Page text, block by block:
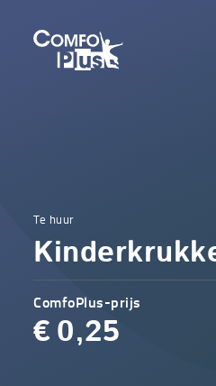
Home
Uitleendienst
Comfoplus
-
Te huur
ComfoPlus-prijs
€ 0,25
navigatieComfoPlus